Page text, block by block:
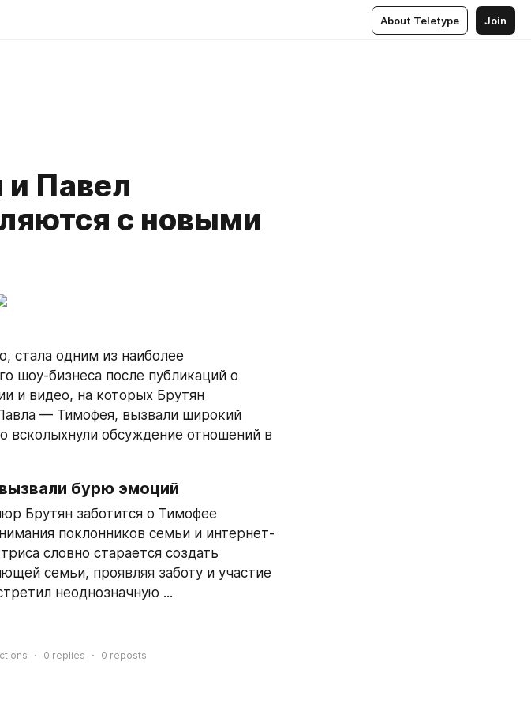
About Teletype Join
и Павел
с новыми
стала одним из наиболее
шоу-бизнеса после публикаций о
и видео, на которых Брутян
— Тимофея, вызвали широкий
всколыхнули обсуждение отношений в
бурю эмоций
Брутян заботится о Тимофее
поклонников семьи и интернет-
словно старается создать
семьи, проявляя заботу и участие
неоднозначную ...
0 replies 0 reposts